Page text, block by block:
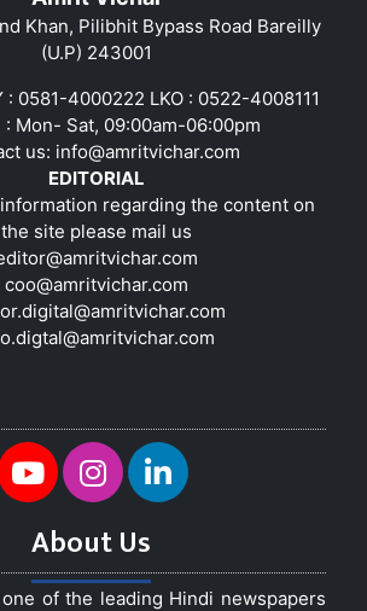
Khan, Pilibhit Bypass Road Bareilly
(U.P) 243001
: 0581-4000222 LKO : 0522-4008111
Mon- Sat, 09:00am-06:00pm
us: info@amritvichar.com
EDITORIAL
regarding the content on
the site please mail us
coo@amritvichar.com
About Us
of the leading Hindi newspapers